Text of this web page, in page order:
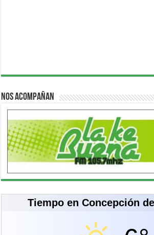
Nos acompañan
Tiempo en Concepción